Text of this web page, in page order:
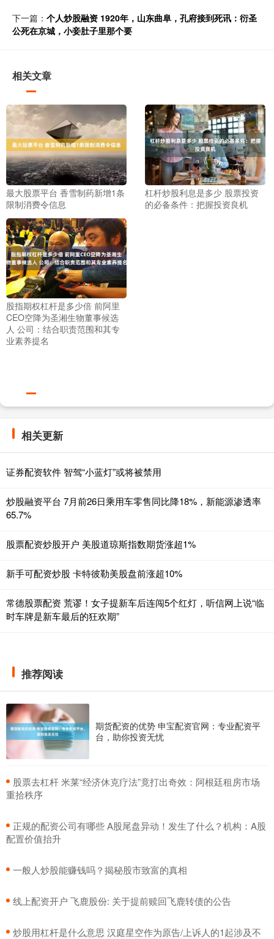
下一篇： 个人炒股融资 1920年，山东曲阜，孔府接到死讯：衍圣
公死在京城，小妾肚子里那个要
相关文章
最大股票平台 香雪制药新增1条
限制消费令信息
杠杆炒股利息是多少 股票投资
的必备条件：把握投资良机
股指期权杠杆是多少倍 前阿里
CEO空降为圣湘生物董事候选
人 公司：结合职责范围和其专
业素养提名
相关更新
证券配资软件 智驾“小蓝灯”或将被禁用
炒股融资平台 7月前26日乘用车零售同比降18%，新能源渗透率
65.7%
股票配资炒股开户 美股道琼斯指数期货涨超1%
新手可配资炒股 卡特彼勒美股盘前涨超10%
常德股票配资 荒谬！女子提新车后连闯5个红灯，听信网上说“临
时车牌是新车最后的狂欢期”
推荐阅读
期货配资的优势 申宝配资官网：专业配资平
台，助你投资无忧
​股票去杠杆 米莱“经济休克疗法”竟打出奇效：阿根廷租房市场
重拾秩序
​正规的配资公司有哪些 A股尾盘异动！发生了什么？机构：A股
配置价值抬升
​一般人炒股能赚钱吗？揭秘股市致富的真相
​线上配资开户 飞鹿股份: 关于提前赎回飞鹿转债的公告
​炒股用杠杆是什么意思 汉庭星空作为原告/上诉人的1起涉及不